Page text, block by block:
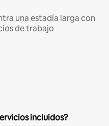
una estadía larga con
de trabajo
incluidos?